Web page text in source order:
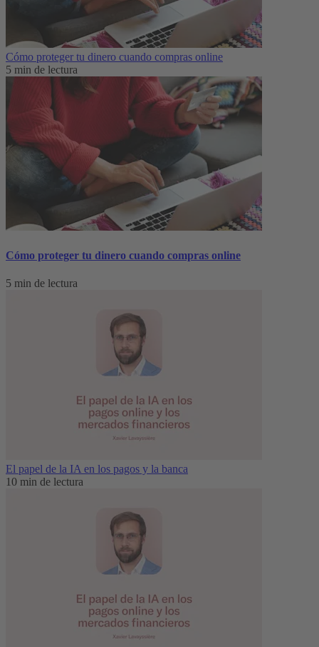
Cómo proteger tu dinero cuando compras online
5 min de lectura
Cómo proteger tu dinero cuando compras online
5 min de lectura
El papel de la IA en los pagos y la banca
10 min de lectura